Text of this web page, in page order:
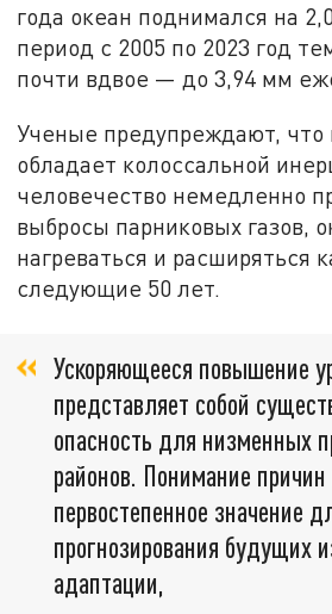
года океан поднимался на
период с 2005 по 2023 год
почти вдвое — до 3,94 мм
Ученые предупреждают, что
обладает колоссальной
человечество немедленно
выбросы парниковых газов,
нагреваться и расширяться
следующие 50 лет.
Ускоряющееся повышение
представляет собой
опасность для низменных
районов. Понимание
первостепенное значение
прогнозирования будущих
адаптации,